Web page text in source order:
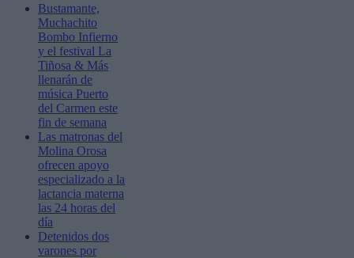
Bustamante,
Muchachito
Bombo Infierno
y el festival La
Tiñosa & Más
llenarán de
música Puerto
del Carmen este
fin de semana
Las matronas del
Molina Orosa
ofrecen apoyo
especializado a la
lactancia materna
las 24 horas del
día
Detenidos dos
varones por